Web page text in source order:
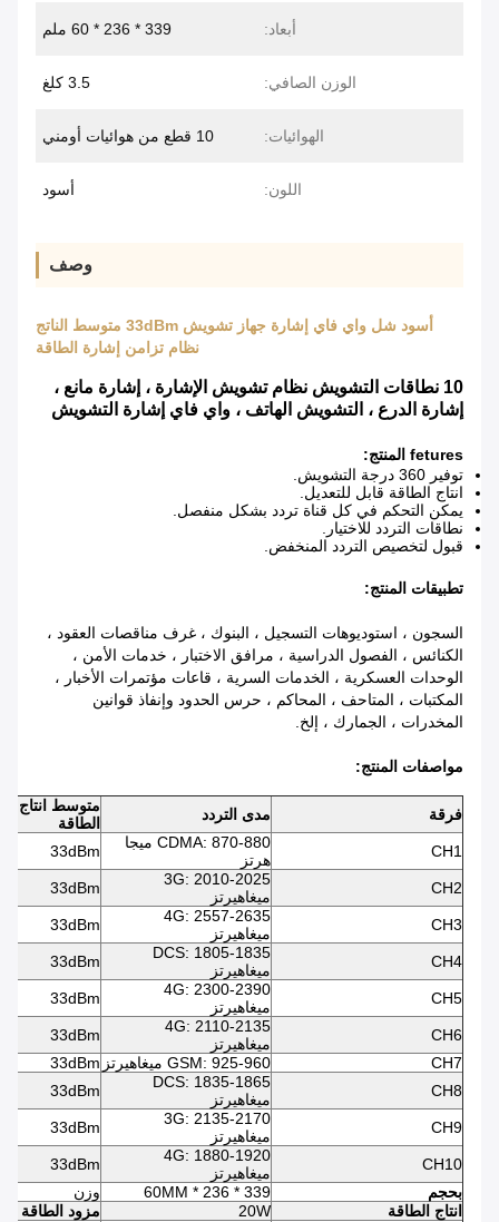
أبعاد: 339 * 236 * 60 ملم
الوزن الصافي: 3.5 كلغ
الهوائيات: 10 قطع من هوائيات أومني
اللون: أسود
وصف
أسود شل واي فاي إشارة جهاز تشويش 33dBm متوسط ​​الناتج
نظام تزامن إشارة الطاقة
10 نطاقات التشويش نظام تشويش الإشارة ، إشارة مانع ،
إشارة الدرع ، التشويش الهاتف ، واي فاي إشارة التشويش
fetures المنتج:
توفير 360 درجة التشويش.
انتاج الطاقة قابل للتعديل.
يمكن التحكم في كل قناة تردد بشكل منفصل.
نطاقات التردد للاختيار.
قبول لتخصيص التردد المنخفض.
تطبيقات المنتج:
السجون ، استوديوهات التسجيل ، البنوك ، غرف مناقصات العقود ،
الكنائس ، الفصول الدراسية ، مرافق الاختبار ، خدمات الأمن ،
الوحدات العسكرية ، الخدمات السرية ، قاعات مؤتمرات الأخبار ،
المكتبات ، المتاحف ، المحاكم ، حرس الحدود وإنفاذ قوانين
المخدرات ، الجمارك ، إلخ.
مواصفات المنتج:
فرقة مدى التردد
متوسط ​​انتاج
الطاقة
CH1
CDMA: 870-880 ميجا
هرتز
33dBm
CH2
3G: 2010-2025
ميغاهيرتز
33dBm
CH3
4G: 2557-2635
ميغاهيرتز
33dBm
CH4
DCS: 1805-1835
ميغاهيرتز
33dBm
CH5
4G: 2300-2390
ميغاهيرتز
33dBm
CH6
4G: 2110-2135
ميغاهيرتز
33dBm
CH7
GSM: 925-960 ميغاهيرتز
33dBm
CH8
DCS: 1835-1865
ميغاهيرتز
33dBm
CH9
3G: 2135-2170
ميغاهيرتز
33dBm
CH10
4G: 1880-1920
ميغاهيرتز
33dBm
بحجم
339 * 236 * 60MM
وزن
انتاج الطاقة
20W
مزود الطاقة